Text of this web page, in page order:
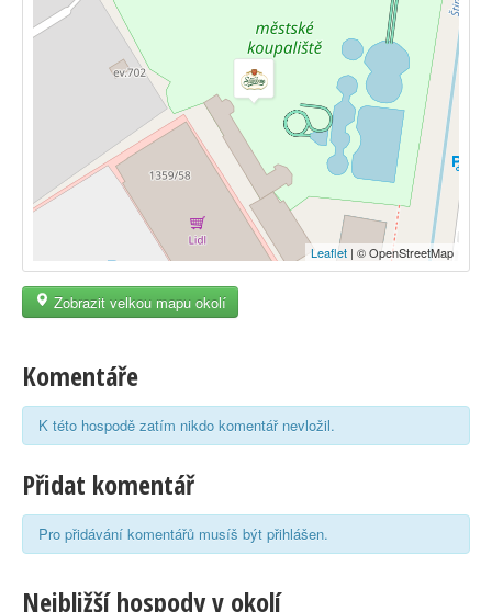
Leaflet | © OpenStreetMap
Zobrazit velkou mapu okolí
Komentáře
K této hospodě zatím nikdo komentář nevložil.
Přidat komentář
Pro přidávání komentářů musíš být přihlášen.
Nejbližší hospody v okolí